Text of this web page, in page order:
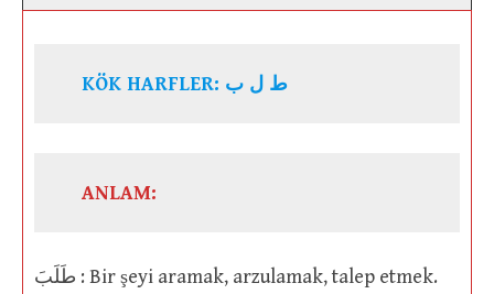
KÖK HARFLER: ط ل ب
ANLAM:
طَلَبَ : Bir şeyi aramak, arzulamak, talep etmek.